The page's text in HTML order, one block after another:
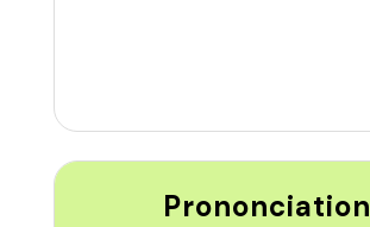
Prononciation